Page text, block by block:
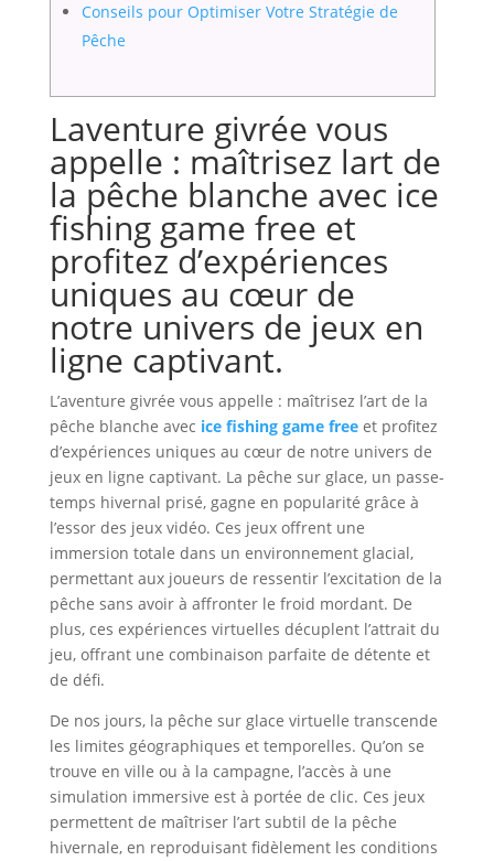
Conseils pour Optimiser Votre Stratégie de
Pêche
Laventure givrée vous
appelle : maîtrisez lart de
la pêche blanche avec ice
fishing game free et
profitez d’expériences
uniques au cœur de
notre univers de jeux en
ligne captivant.
L’aventure givrée vous appelle : maîtrisez l’art de la
pêche blanche avec ice fishing game freeet profitez
d’expériences uniques au cœur de notre univers de
jeux en ligne captivant. La pêche sur glace, un passe-
temps hivernal prisé, gagne en popularité grâce à
l’essor des jeux vidéo. Ces jeux offrent une
immersion totale dans un environnement glacial,
permettant aux joueurs de ressentir l’excitation de la
pêche sans avoir à affronter le froid mordant. De
plus, ces expériences virtuelles décuplent l’attrait du
jeu, offrant une combinaison parfaite de détente et
de défi.
De nos jours, la pêche sur glace virtuelle transcende
les limites géographiques et temporelles. Qu’on se
trouve en ville ou à la campagne, l’accès à une
simulation immersive est à portée de clic. Ces jeux
permettent de maîtriser l’art subtil de la pêche
hivernale, en reproduisant fidèlement les conditions